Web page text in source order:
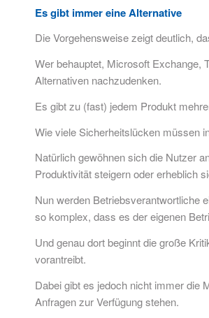
Es gibt immer eine Alternative
Die Vorgehensweise zeigt deutlich,
Wer behauptet, Microsoft Exchange,
Alternativen nachzudenken.
Es gibt zu (fast) jedem Produkt
Wie viele Sicherheitslücken müssen
Natürlich gewöhnen sich die Nutzer
Produktivität steigern oder erheblich
Nun werden Betriebsverantwortliche
so komplex, dass es der eigenen
Und genau dort beginnt die große
vorantreibt.
Dabei gibt es jedoch nicht immer die
Anfragen zur Verfügung stehen.